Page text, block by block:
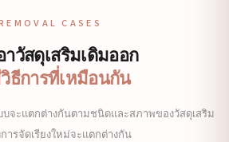
CASES
าวัสดุเสริมเดิมออก
ธีการที่เหมือนกัน
จะแตกต่างกันตามชนิดและสภาพของวัสดุเสริม
ารจัดเรียงใหม่จะแตกต่างกัน